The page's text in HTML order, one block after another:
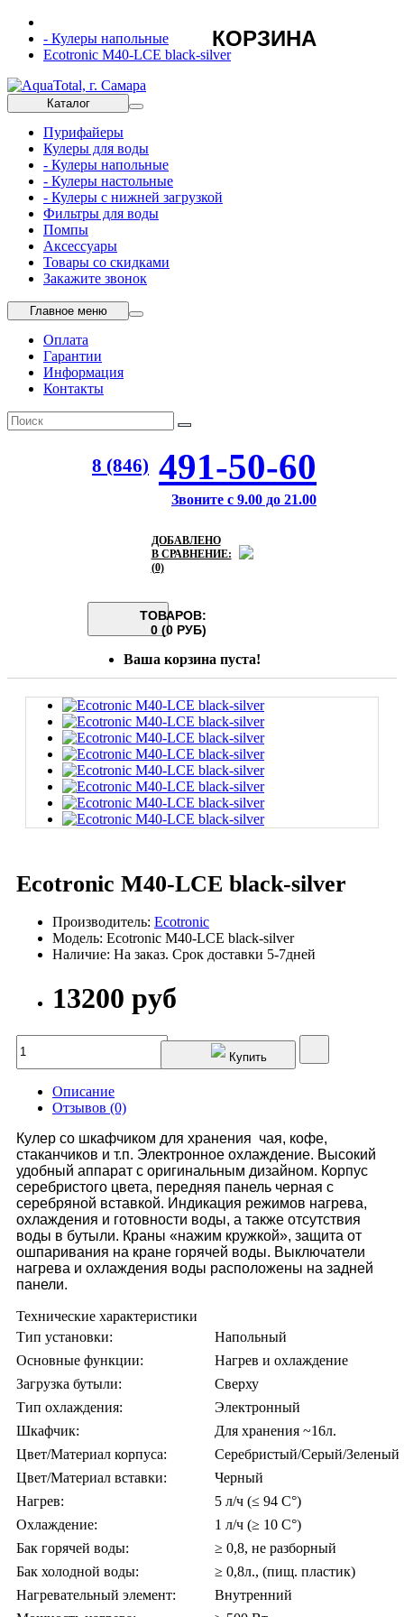
- Кулеры напольные
Ecotronic M40-LCE black-silver
Каталог
Пурифайеры
Кулеры для воды
- Кулеры напольные
- Кулеры настольные
- Кулеры с нижней загрузкой
Фильтры для воды
Помпы
Аксессуары
Товары со скидками
Закажите звонок
Главное меню
Оплата
Гарантии
Информация
Контакты
8 (846) 491-50-60
Звоните с 9.00 до 21.00
ДОБАВЛЕНО
В СРАВНЕНИЕ:
(0)
ТОВАРОВ:
0 (0 РУБ)
КОРЗИНА
Ваша корзина пуста!
Ecotronic M40-LCE black-silver
Производитель: Ecotronic
Модель: Ecotronic M40-LCE black-silver
Наличие: На заказ. Срок доставки 5-7дней
13200 руб
Купить
Описание
Отзывов (0)
Кулер со шкафчиком для хранения чая, кофе,
стаканчиков и т.п. Электронное охлаждение. Высокий
удобный аппарат с оригинальным дизайном. Корпус
серебристого цвета, передняя панель черная с
серебряной вставкой. Индикация режимов нагрева,
охлаждения и готовности воды, а также отсутствия
воды в бутыли. Краны «нажим кружкой», защита от
ошпаривания на кране горячей воды. Выключатели
нагрева и охлаждения воды расположены на задней
панели.
Технические характеристики
Тип установки:
Напольный
Основные функции:
Нагрев и охлаждение
Загрузка бутыли:
Сверху
Тип охлаждения:
Электронный
Шкафчик:
Для хранения ~16л.
Цвет/Материал корпуса:
Серебристый/Серый/Зеленый
Цвет/Материал вставки:
Черный
Нагрев:
5 л/ч (≤ 94 C°)
Охлаждение:
1 л/ч (≥ 10 C°)
Бак горячей воды:
≥ 0,8, не разборный
Бак холодной воды:
≥ 0,8л., (пищ. пластик)
Нагревательный элемент:
Внутренний